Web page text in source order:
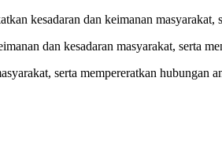
kesadaran dan keimanan
dan kesadaran masyarakat, serta
serta mempereratkan